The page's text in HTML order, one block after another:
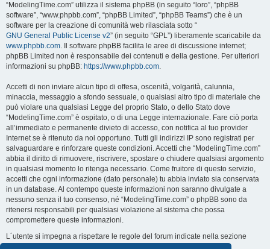
“ModelingTime.com” utilizza il sistema phpBB (in seguito “loro”, “phpBB
software”, “www.phpbb.com”, “phpBB Limited”, “phpBB Teams”) che è un
software per la creazione di comunità web rilasciata sotto “
GNU General Public License v2” (in seguito “GPL”) liberamente scaricabile da
www.phpbb.com. Il software phpBB facilita le aree di discussione internet;
phpBB Limited non è responsabile dei contenuti e della gestione. Per ulteriori
informazioni su phpBB: https://www.phpbb.com.
Accetti di non inviare alcun tipo di offesa, oscenità, volgarità, calunnia,
minaccia, messaggio a sfondo sessuale, o qualsiasi altro tipo di materiale che
può violare una qualsiasi Legge del proprio Stato, o dello Stato dove
“ModelingTime.com” è ospitato, o di una Legge internazionale. Fare ciò porta
all’immediato e permanente divieto di accesso, con notifica al tuo provider
Internet se è ritenuto da noi opportuno. Tutti gli indirizzi IP sono registrati per
salvaguardare e rinforzare queste condizioni. Accetti che “ModelingTime.com”
abbia il diritto di rimuovere, riscrivere, spostare o chiudere qualsiasi argomento
in qualsiasi momento lo ritenga necessario. Come fruitore di questo servizio,
accetti che ogni informazione (dato personale) tu abbia inviato sia conservata
in un database. Al contempo queste informazioni non saranno divulgate a
nessuno senza il tuo consenso, né “ModelingTime.com” o phpBB sono da
ritenersi responsabili per qualsiasi violazione al sistema che possa
compromettere queste informazioni.
L´utente si impegna a rispettare le regole del forum indicate nella sezione